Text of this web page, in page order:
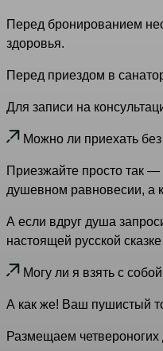
Перед бронированием
здоровья.
Перед приездом в
Для записи на
Можно ли приехать
Приезжайте просто так
душевном равновесии, а
А если вдруг душа
настоящей русской
Могу ли я взять с
А как же! Ваш пушистый
Размещаем